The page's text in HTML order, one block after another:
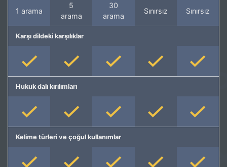
1 arama
5
arama
30
arama
Sınırsız Sınırsız
Karşı dildeki karşılıklar
Hukuk dalı kırılımları
Kelime türleri ve çoğul kullanımlar